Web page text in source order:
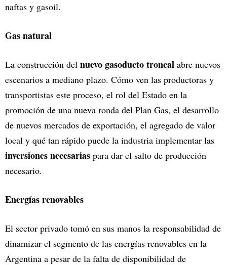
naftas y gasoil.
Gas natural
La construcción del nuevo gasoducto troncal abre nuevos
escenarios a mediano plazo. Cómo ven las productoras y
transportistas este proceso, el rol del Estado en la
promoción de una nueva ronda del Plan Gas, el desarrollo
de nuevos mercados de exportación, el agregado de valor
local y qué tan rápido puede la industria implementar las
inversiones necesarias para dar el salto de producción
necesario.
Energías renovables
El sector privado tomó en sus manos la responsabilidad de
dinamizar el segmento de las energías renovables en la
Argentina a pesar de la falta de disponibilidad de